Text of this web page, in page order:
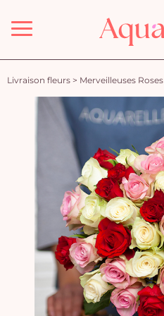
Menu
Livraison fleurs > Merveilleuses Roses